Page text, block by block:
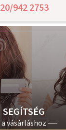
20/942 2753
SEGÍTSÉG
a vásárláshoz